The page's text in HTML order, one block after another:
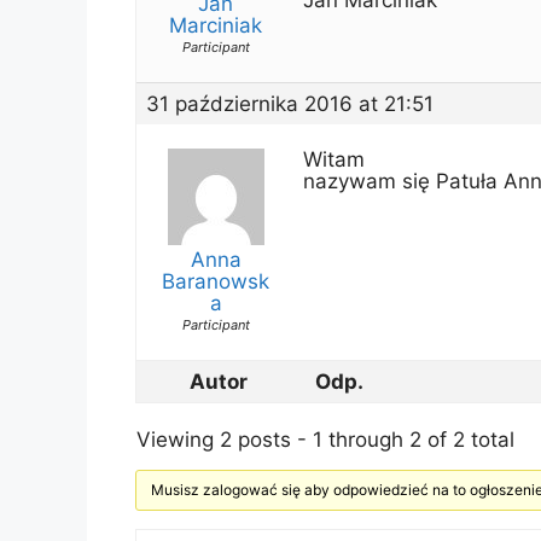
Marciniak
Participant
31 października 2016 at 21:51
Anna
Baranowsk
a
Participant
Witam
nazywam się Patuła
Autor Odp.
Viewing 2 posts - 1 through 2 of 2 total
Musisz zalogować się aby odpowiedzieć na to